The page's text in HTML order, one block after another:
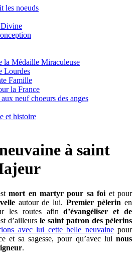
les noeuds
Divine
la Médaille Miraculeuse
Lourdes
Famille
la France
neuf choeurs des anges
et histoire
à saint
mort en martyr pour sa foi et pour
autour de lui.Premier pèlerinen
les routes afind’évangéliser et de
d’ailleurs le saint patron des pèlerins
avec lui cette belle neuvainepour
et sa sagesse, pour qu’avec lui nous
.